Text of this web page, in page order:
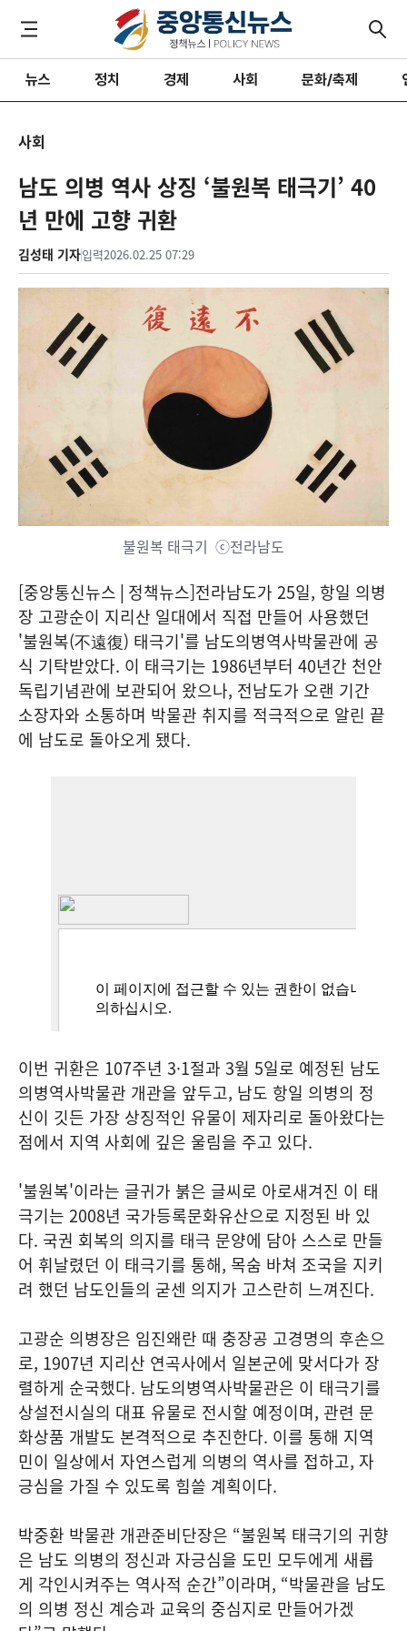
뉴스 정치 경제 사회 문화/축제
사회
남도 의병 역사 상징 ‘불원복 태극기’ 40
년 만에 고향 귀환
김성태 기자입력2026.02.25 07:29
불원복 태극기 ⓒ전라남도
[중앙통신뉴스│정책뉴스]전라남도가 25일, 항일 의병
장 고광순이 지리산 일대에서 직접 만들어 사용했던
'불원복(不遠復) 태극기'를 남도의병역사박물관에 공
식 기탁받았다. 이 태극기는 1986년부터 40년간 천안
독립기념관에 보관되어 왔으나, 전남도가 오랜 기간
소장자와 소통하며 박물관 취지를 적극적으로 알린 끝
에 남도로 돌아오게 됐다.
이번 귀환은 107주년 3·1절과 3월 5일로 예정된 남도
의병역사박물관 개관을 앞두고, 남도 항일 의병의 정
신이 깃든 가장 상징적인 유물이 제자리로 돌아왔다는
점에서 지역 사회에 깊은 울림을 주고 있다.
'불원복'이라는 글귀가 붉은 글씨로 아로새겨진 이 태
극기는 2008년 국가등록문화유산으로 지정된 바 있
다. 국권 회복의 의지를 태극 문양에 담아 스스로 만들
어 휘날렸던 이 태극기를 통해, 목숨 바쳐 조국을 지키
려 했던 남도인들의 굳센 의지가 고스란히 느껴진다.
고광순 의병장은 임진왜란 때 충장공 고경명의 후손으
로, 1907년 지리산 연곡사에서 일본군에 맞서다가 장
렬하게 순국했다. 남도의병역사박물관은 이 태극기를
상설전시실의 대표 유물로 전시할 예정이며, 관련 문
화상품 개발도 본격적으로 추진한다. 이를 통해 지역
민이 일상에서 자연스럽게 의병의 역사를 접하고, 자
긍심을 가질 수 있도록 힘쓸 계획이다.
박중환 박물관 개관준비단장은 “불원복 태극기의 귀향
은 남도 의병의 정신과 자긍심을 도민 모두에게 새롭
게 각인시켜주는 역사적 순간”이라며, “박물관을 남도
의 의병 정신 계승과 교육의 중심지로 만들어가겠